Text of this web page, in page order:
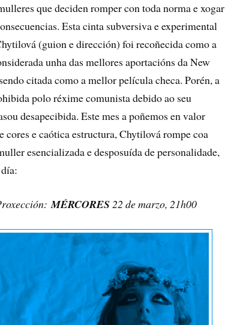
que deciden romper con toda norma e xogar
Esta cinta subversiva e experimental
(guion e dirección) foi recoñecida como a
unha das mellores aportacións da New
citada como a mellor película checa. Porén, a
polo réxime comunista debido ao seu
desapecibida. Este mes a poñemos en valor
cores e caótica estructura, Chytilová rompe coa
esencializada e desposuída de personalidade,
MÉRCORES22 de marzo, 21h00